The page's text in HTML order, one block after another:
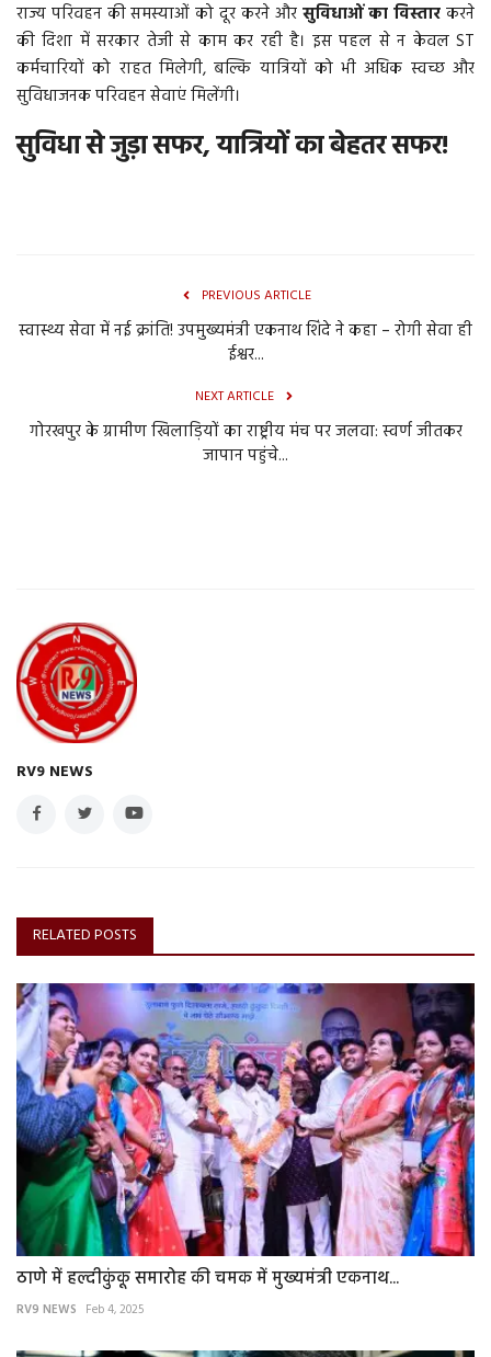
राज्य परिवहन की समस्याओं को दूर करने और सुविधाओं का विस्तार करने
की दिशा में सरकार तेजी से काम कर रही है। इस पहल से न केवल ST
कर्मचारियों को राहत मिलेगी, बल्कि यात्रियों को भी अधिक स्वच्छ और
सुविधाजनक परिवहन सेवाएं मिलेंगी।
सुविधा से जुड़ा सफर, यात्रियों का बेहतर सफर!
PREVIOUS ARTICLE
स्वास्थ्य सेवा में नई क्रांति! उपमुख्यमंत्री एकनाथ शिंदे ने कहा – रोगी सेवा ही
ईश्वर...
NEXT ARTICLE
गोरखपुर के ग्रामीण खिलाड़ियों का राष्ट्रीय मंच पर जलवा: स्वर्ण जीतकर
जापान पहुंचे...
RV9 NEWS
RELATED POSTS
ठाणे में हल्दीकुंकू समारोह की चमक में मुख्यमंत्री एकनाथ...
RV9 NEWS Feb 4, 2025